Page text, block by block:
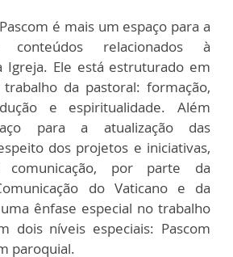
é mais um espaço para a
conteúdos relacionados à
Igreja. Ele está estruturado em
da pastoral: formação,
e espiritualidade. Além
para a atualização das
dos projetos e iniciativas,
por parte da
do Vaticano e da
ênfase especial no trabalho
dois níveis especiais: Pascom
paroquial.